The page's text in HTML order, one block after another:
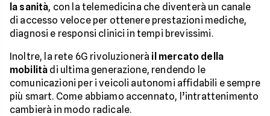
la sanità, con la telemedicina che diventerà un canale
di accesso veloce per ottenere prestazioni mediche,
diagnosi e responsi clinici in tempi brevissimi.
Inoltre, la rete 6G rivoluzionerà il mercato della
mobilità di ultima generazione, rendendo le
comunicazioni per i veicoli autonomi affidabili e sempre
più smart. Come abbiamo accennato, l’intrattenimento
cambierà in modo radicale.